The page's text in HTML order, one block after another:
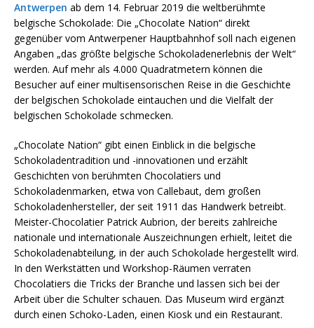
Antwerpen ab dem 14. Februar 2019 die weltberühmte
belgische Schokolade: Die „Chocolate Nation“ direkt
gegenüber vom Antwerpener Hauptbahnhof soll nach eigenen
Angaben „das größte belgische Schokoladenerlebnis der Welt“
werden. Auf mehr als 4.000 Quadratmetern können die
Besucher auf einer multisensorischen Reise in die Geschichte
der belgischen Schokolade eintauchen und die Vielfalt der
belgischen Schokolade schmecken.
„Chocolate Nation“ gibt einen Einblick in die belgische
Schokoladentradition und -innovationen und erzählt
Geschichten von berühmten Chocolatiers und
Schokoladenmarken, etwa von Callebaut, dem großen
Schokoladenhersteller, der seit 1911 das Handwerk betreibt.
Meister-Chocolatier Patrick Aubrion, der bereits zahlreiche
nationale und internationale Auszeichnungen erhielt, leitet die
Schokoladenabteilung, in der auch Schokolade hergestellt wird.
In den Werkstätten und Workshop-Räumen verraten
Chocolatiers die Tricks der Branche und lassen sich bei der
Arbeit über die Schulter schauen. Das Museum wird ergänzt
durch einen Schoko-Laden, einen Kiosk und ein Restaurant.